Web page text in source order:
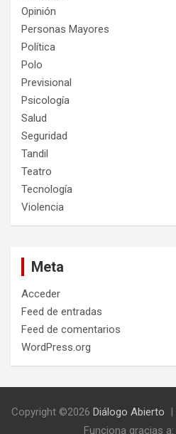
Opinión
Personas Mayores
Política
Polo
Previsional
Psicología
Salud
Seguridad
Tandil
Teatro
Tecnología
Violencia
Meta
Acceder
Feed de entradas
Feed de comentarios
WordPress.org
Copyright ©2026 Diálogo Abierto
Funciona gracias a: